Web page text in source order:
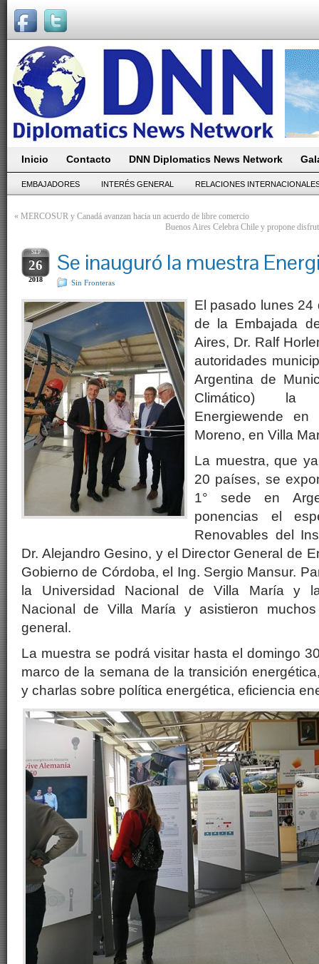
Inicio Contacto DNN Diplomatics News Network
EMBAJADORES INTERÉS GENERAL RELACIONES
« MERCOSUR y Canadá avanzan hacia un acuerdo de libre comercio
Buenos Aires Celebra Chile y propone
SEP
26
2018
Se inauguró la muestra
Sin Fronteras
El pasado lunes 24
de la Embajada
Aires, Dr. Ralf
autoridades
Argentina de
Climático) la
Energiewende en
Moreno, en Villa
La muestra, que
20 países, se
1° sede en
ponencias el
Renovables del
Dr. Alejandro Gesino, y el Director General de
Gobierno de Córdoba, el Ing. Sergio Mansur.
la Universidad Nacional de Villa María y
Nacional de Villa María y asistieron
general.
La muestra se podrá visitar hasta el domingo
marco de la semana de la transición
y charlas sobre política energética, eficiencia